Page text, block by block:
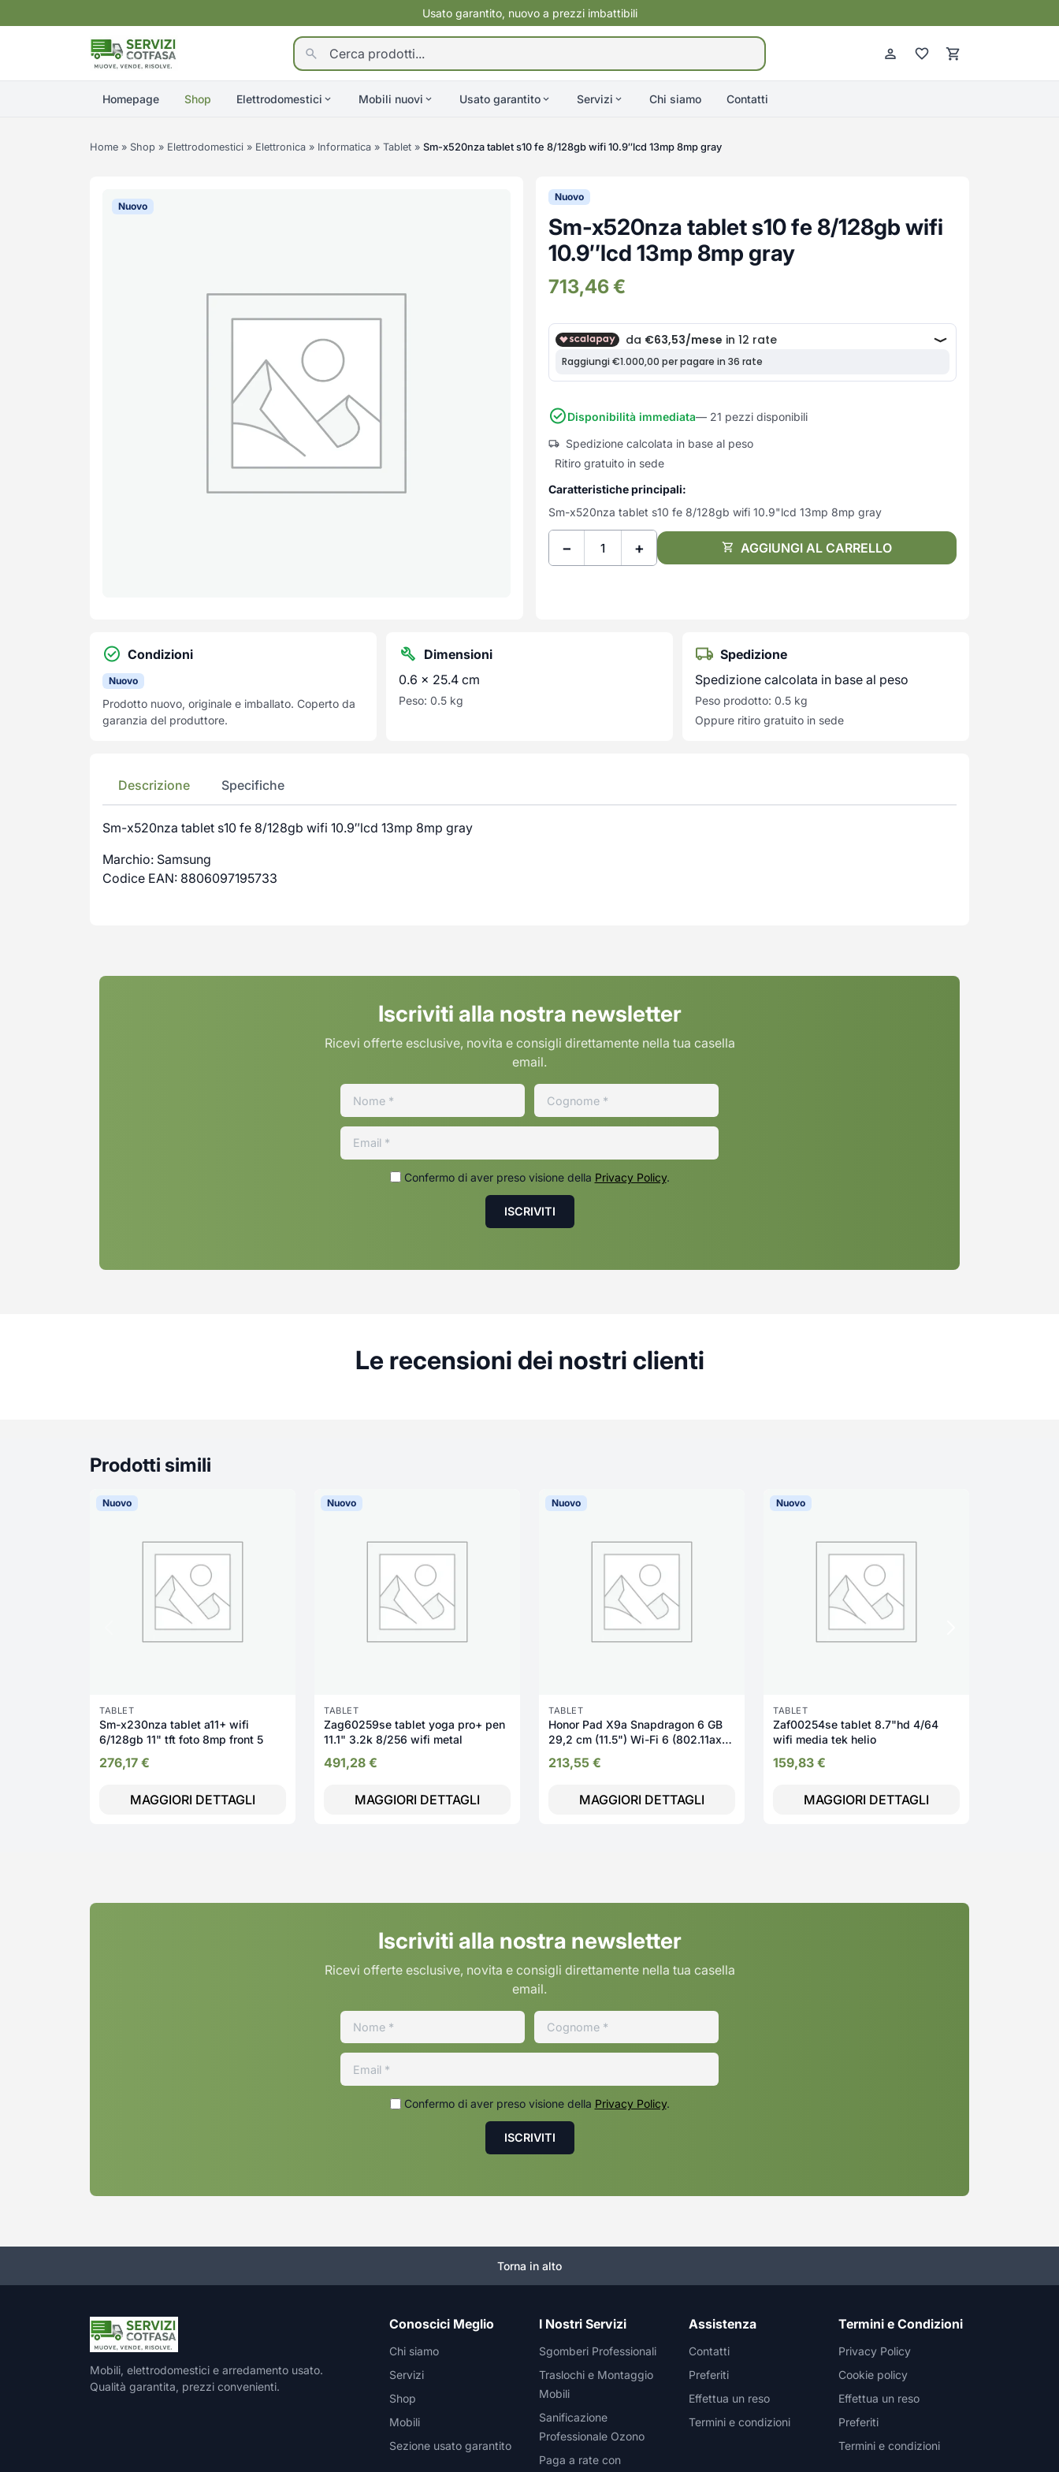
Usato garantito, nuovo a prezzi imbattibili
Homepage Shop Elettrodomestici Mobili nuovi Usato garantito Servizi Chi siamo Contatti
Home » Shop » Elettrodomestici » Elettronica » Informatica » Tablet » Sm-x520nza tablet s10 fe 8/128gb wifi 10.9″lcd 13mp 8mp gray
Nuovo
Nuovo
Sm-x520nza tablet s10 fe 8/128gb wifi
10.9″lcd 13mp 8mp gray
713,46€
Disponibilità immediata— 21 pezzi disponibili
Spedizione calcolata in base al peso
Ritiro gratuito in sede
Caratteristiche principali:
Sm-x520nza tablet s10 fe 8/128gb wifi 10.9"lcd 13mp 8mp gray
− + AGGIUNGI AL CARRELLO
Condizioni
Nuovo
Prodotto nuovo, originale e imballato. Coperto da
garanzia del produttore.
Dimensioni
0.6 × 25.4 cm
Peso: 0.5 kg
Spedizione
Spedizione calcolata in base al peso
Peso prodotto: 0.5 kg
Oppure ritiro gratuito in sede
Descrizione Specifiche
Sm-x520nza tablet s10 fe 8/128gb wifi 10.9″lcd 13mp 8mp gray
Marchio: Samsung
Codice EAN: 8806097195733
Iscriviti alla nostra newsletter
Ricevi offerte esclusive, novita e consigli direttamente nella tua casella
email.
Confermo di aver preso visione della Privacy Policy.
Le recensioni dei nostri clienti
Prodotti simili
Nuovo
TABLET
Sm-x230nza tablet a11+ wifi
6/128gb 11" tft foto 8mp front 5
276,17 €
MAGGIORI DETTAGLI
Nuovo
TABLET
Zag60259se tablet yoga pro+ pen
11.1" 3.2k 8/256 wifi metal
491,28 €
MAGGIORI DETTAGLI
Nuovo
TABLET
Honor Pad X9a Snapdragon 6 GB
29,2 cm (11.5") Wi-Fi 6 (802.11ax)
213,55 €
MAGGIORI DETTAGLI
Nuovo
TABLET
Zaf00254se tablet 8.7"hd 4/64
wifi media tek helio
159,83 €
MAGGIORI DETTAGLI
Iscriviti alla nostra newsletter
Ricevi offerte esclusive, novita e consigli direttamente nella tua casella
email.
Confermo di aver preso visione della Privacy Policy.
Torna in alto
Mobili, elettrodomestici e arredamento usato.
Qualità garantita, prezzi convenienti.
Conoscici Meglio
Chi siamo
Servizi
Shop
Mobili
Sezione usato garantito
I Nostri Servizi
Sgomberi Professionali
Traslochi e Montaggio
Mobili
Sanificazione
Professionale Ozono
Paga a rate con
Assistenza
Contatti
Preferiti
Effettua un reso
Termini e condizioni
Termini e Condizioni
Privacy Policy
Cookie policy
Effettua un reso
Preferiti
Termini e condizioni